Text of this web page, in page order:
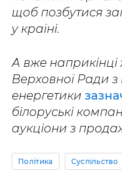
щоб позбутися
у країні.
А вже наприкінці
Верховної Ради з
енергетики
білоруські
аукціони з
Політика Суспільство